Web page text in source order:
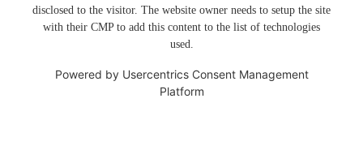
disclosed to the visitor. The website owner needs to setup the site
with their CMP to add this content to the list of technologies
used.
Powered by Usercentrics Consent Management
Platform